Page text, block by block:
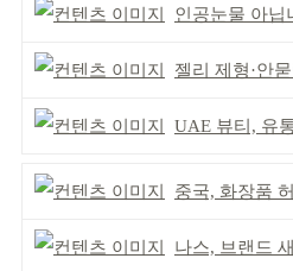
인공눈물 아닙니
젤리 제형·안묻립 기
UAE 뷰티, 유
중국, 화장품 허가·
나스, 브랜드 새